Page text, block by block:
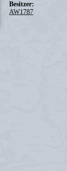
Besitzer:
AW1787